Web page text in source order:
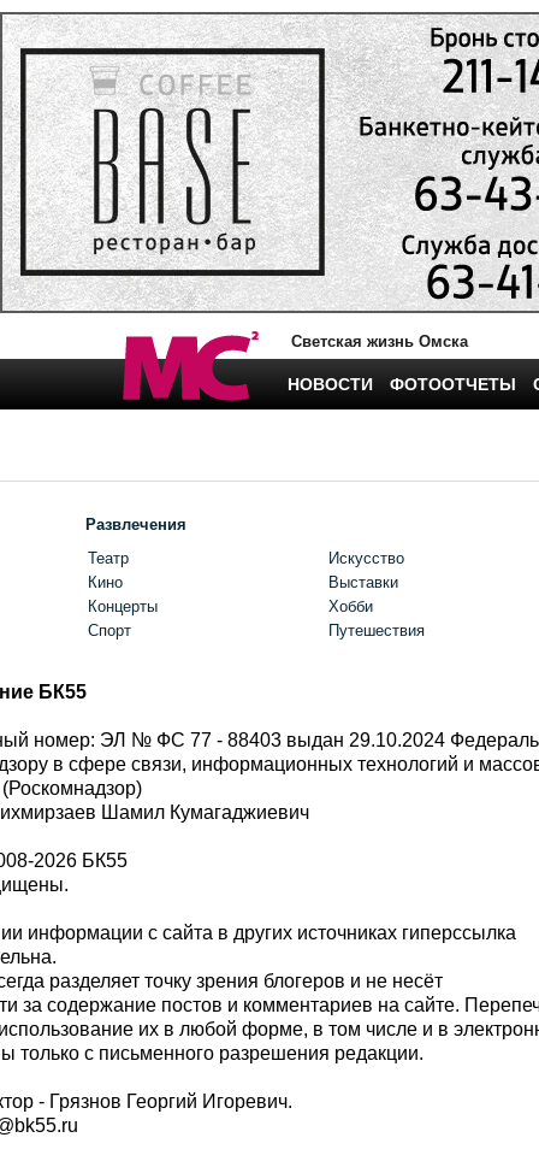
Светская жизнь Омска
НОВОСТИ ФОТООТЧЕТЫ
Развлечения
Театр
Кино
Концерты
Спорт
Искусство
Выставки
Хобби
Путешествия
БК55
номер: ЭЛ № ФС 77 - 88403 выдан 29.10.2024
в сфере связи, информационных технологий и
Шамил Кумагаджиевич
2026 БК55
информации с сайта в других источниках гиперссылка
разделяет точку зрения блогеров и не несёт
за содержание постов и комментариев на сайте.
их в любой форме, в том числе и в
с письменного разрешения редакции.
- Грязнов Георгий Игоревич.